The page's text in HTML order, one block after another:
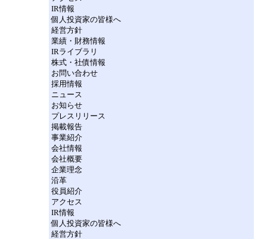
IR情報
個人投資家の皆様へ
経営方針
業績・財務情報
IRライブラリ
株式・社債情報
お問い合わせ
採用情報
ニュース
お知らせ
プレスリリース
掲載報告
事業紹介
会社情報
会社概要
企業理念
沿革
役員紹介
アクセス
IR情報
個人投資家の皆様へ
経営方針